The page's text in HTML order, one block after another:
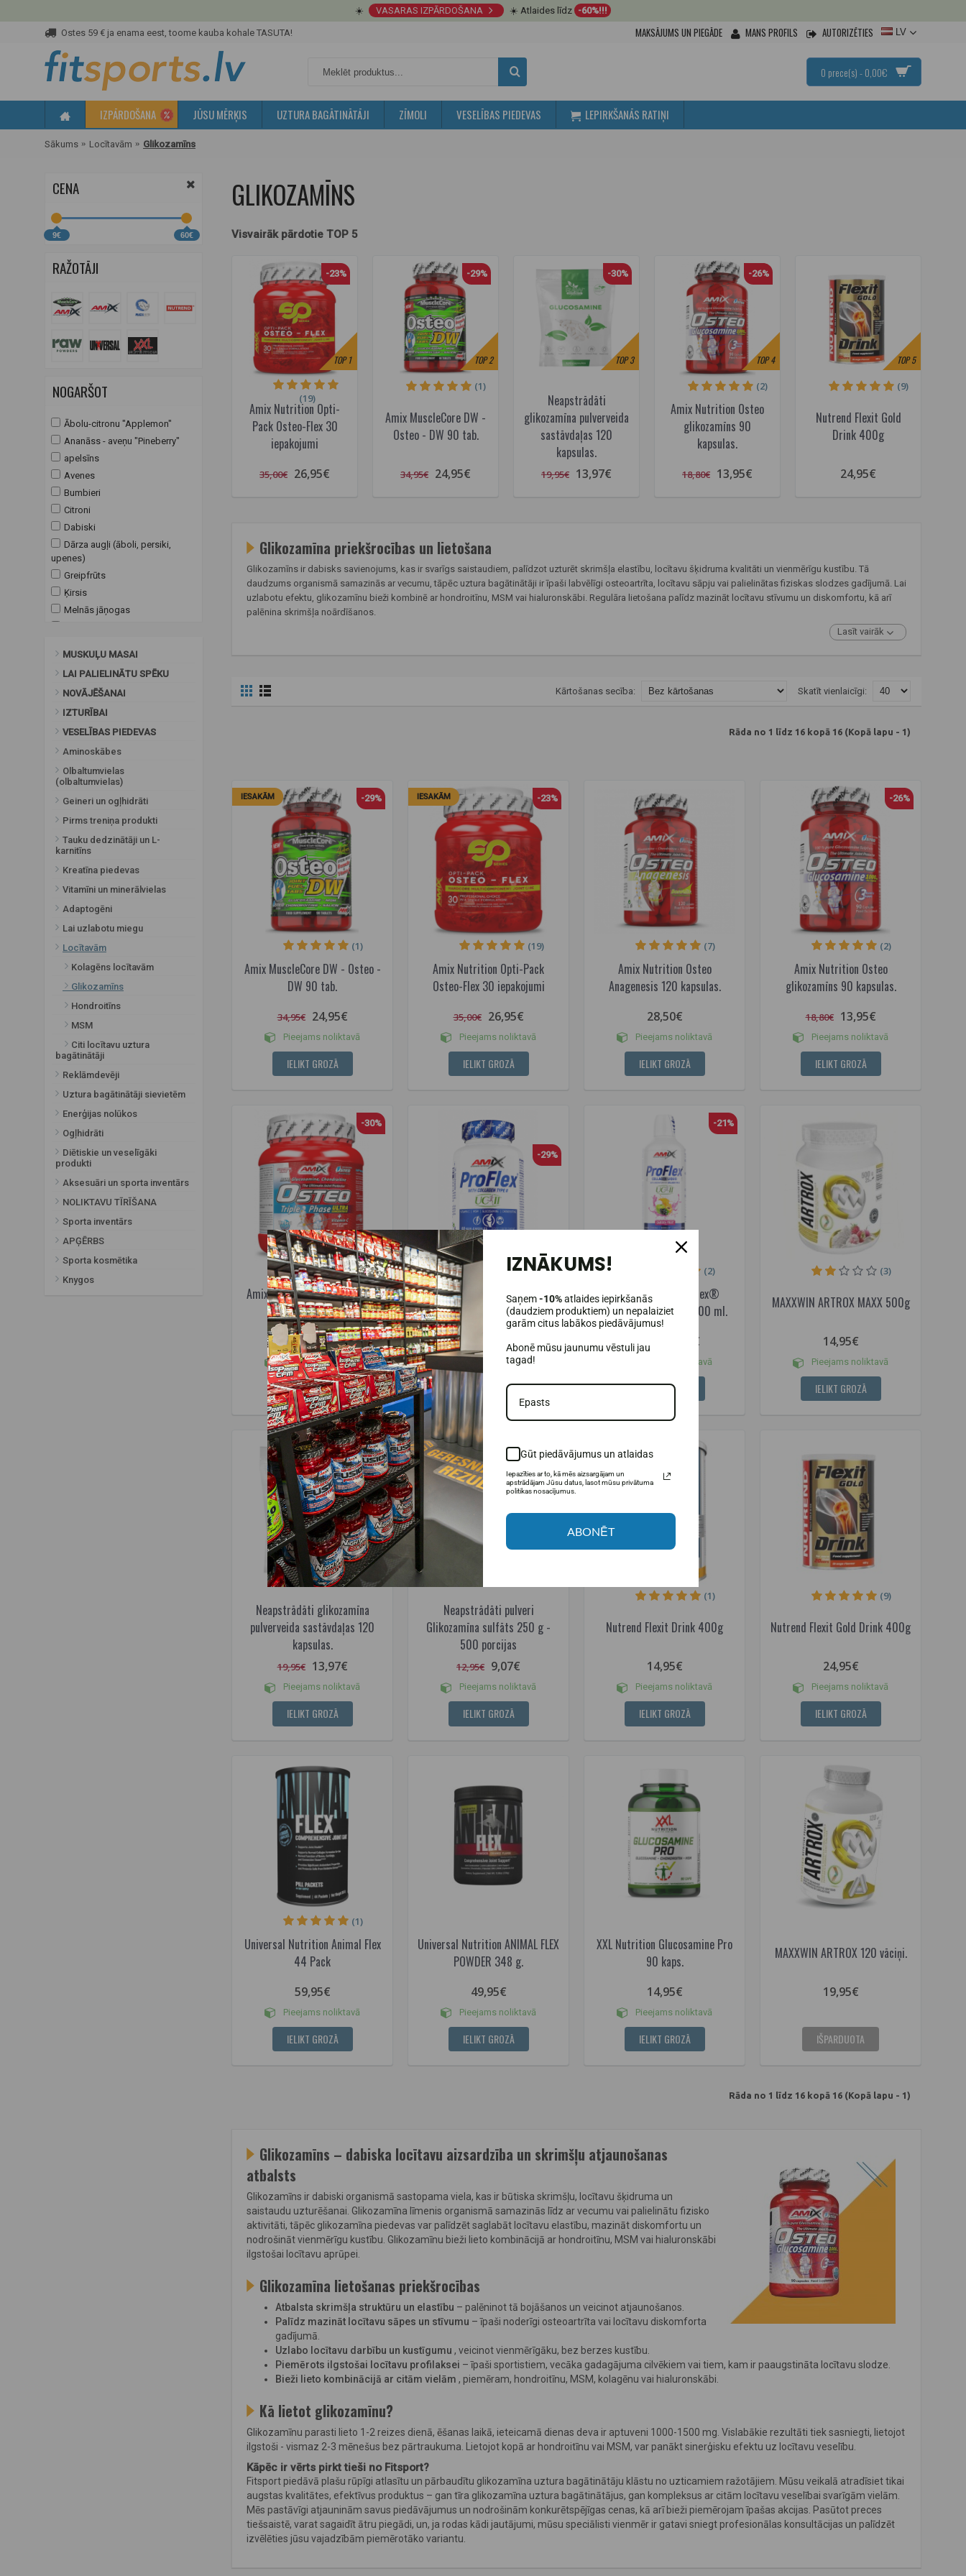
☀️ VASARAS IZPĀRDOŠANA ☀️ Atlaides līdz -60%!!!
Ostes 59 € ja enama eest, toome kauba kohale TASUTA! MAKSĀJUMS UN PIEGĀDE MANS PROFILS AUTORIZĒTIES LV
0 prece(s) - 0,00€
IZPĀRDOŠANA JŪSU MĒRĶIS UZTURA BAGĀTINĀTĀJI ZĪMOLI VESELĪBAS PIEDEVAS LEPIRKŠANĀS RATIŅI
Sākums Locītavām Glikozamīns
CENA
9€ 60€
RAŽOTĀJI
NOGARŠOT
Ābolu-citronu "Applemon"
Ananāss - aveņu "Pineberry"
apelsīns
Avenes
Bumbieri
Citroni
Dabiski
Dārza augļi (āboli, persiki,
upenes)
Greipfrūts
Ķirsis
Melnās jāņogas
Zemenes
Zila avene
MUSKUĻU MASAI
LAI PALIELINĀTU SPĒKU
NOVĀJĒŠANAI
IZTURĪBAI
VESELĪBAS PIEDEVAS
Aminoskābes
Olbaltumvielas
(olbaltumvielas)
Geineri un ogļhidrāti
Pirms treniņa produkti
Tauku dedzinātāji un L-
karnitīns
Kreatīna piedevas
Vitamīni un minerālvielas
Adaptogēni
Lai uzlabotu miegu
Locītavām
Kolagēns locītavām
Glikozamīns
Hondroitīns
MSM
Citi locītavu uztura
bagātinātāji
Reklāmdevēji
Uztura bagātinātāji sievietēm
Enerģijas nolūkos
Ogļhidrāti
Diētiskie un veselīgāki
produkti
Aksesuāri un sporta inventārs
NOLIKTAVU TĪRĪŠANA
Sporta inventārs
APĢĒRBS
Sporta kosmētika
Knygos
GLIKOZAMĪNS
Visvairāk pārdotie TOP 5
TOP1
-23%
Amix Nutrition Opti-
Pack Osteo-Flex 30
iepakojumi
(19)
35,00€ 26,95€
TOP2
-29%
Amix MuscleCore DW -
Osteo - DW 90 tab.
(1)
34,95€ 24,95€
TOP3
-30%
Neapstrādāti
glikozamīna pulverveida
sastāvdaļas 120
kapsulas.
19,95€ 13,97€
TOP4
-26%
Amix Nutrition Osteo
glikozamīns 90
kapsulas.
(2)
18,80€ 13,95€
TOP5
Nutrend Flexit Gold
Drink 400g
(9)
24,95€
Glikozamīna priekšrocības un lietošana
Glikozamīns ir dabisks savienojums, kas ir svarīgs saistaudiem, palīdzot uzturēt skrimšļa elastību, locītavu šķidruma kvalitāti un vienmērīgu kustību. Tā
daudzums organismā samazinās ar vecumu, tāpēc uztura bagātinātāji ir īpaši labvēlīgi osteoartrīta, locītavu sāpju vai palielinātas fiziskas slodzes gadījumā. Lai
uzlabotu efektu, glikozamīnu bieži kombinē ar hondroitīnu, MSM vai hialuronskābi. Regulāra lietošana palīdz mazināt locītavu stīvumu un diskomfortu, kā arī
palēnina skrimšļa noārdīšanos.
Lasīt vairāk
Skatīt vienlaicīgi:
Kārtošanas secība:
Rāda no 1 līdz 16 kopā 16 (Kopā lapu - 1)
IESAKĀM -29%
Amix MuscleCore DW - Osteo -
DW 90 tab.
(1)
34,95€ 24,95€
Pieejams noliktavā
IELIKT GROZĀ
IESAKĀM -23%
Amix Nutrition Opti-Pack
Osteo-Flex 30 iepakojumi
(19)
35,00€ 26,95€
Pieejams noliktavā
IELIKT GROZĀ
Amix Nutrition Osteo
Anagenesis 120 kapsulas.
(7)
28,50€
Pieejams noliktavā
IELIKT GROZĀ
-26%
Amix Nutrition Osteo
glikozamīns 90 kapsulas.
(2)
18,80€ 13,95€
Pieejams noliktavā
IELIKT GROZĀ
-30%
Amix Nutrition Osteo trīsfāžu
koncentrāts 700 g.
(5)
49,95€ 34,95€
Pieejams noliktavā
IELIKT GROZĀ
-29%
Amix Nutrition ProFlex®
Collagen UC-II® 60 kapsulas.
34,95€ 24,95€
Pieejams noliktavā
IELIKT GROZĀ
-21%
Amix Nutrition ProFlex®
kolagēna šķidrums 1000 ml.
(2)
37,95€ 29,95€
Pieejams noliktavā
IELIKT GROZĀ
MAXXWIN ARTROX MAXX 500g
(3)
14,95€
Pieejams noliktavā
IELIKT GROZĀ
-30%
Neapstrādāti glikozamīna
pulverveida sastāvdaļas 120
kapsulas.
19,95€ 13,97€
Pieejams noliktavā
IELIKT GROZĀ
IESAKĀM -30%
Neapstrādāti pulveri
Glikozamīna sulfāts 250 g -
500 porcijas
12,95€ 9,07€
Pieejams noliktavā
IELIKT GROZĀ
Nutrend Flexit Drink 400g
(1)
14,95€
Pieejams noliktavā
IELIKT GROZĀ
Nutrend Flexit Gold Drink 400g
(9)
24,95€
Pieejams noliktavā
IELIKT GROZĀ
Universal Nutrition Animal Flex
44 Pack
(1)
59,95€
Pieejams noliktavā
IELIKT GROZĀ
Universal Nutrition ANIMAL FLEX
POWDER 348 g.
49,95€
Pieejams noliktavā
IELIKT GROZĀ
XXL Nutrition Glucosamine Pro
90 kaps.
14,95€
Pieejams noliktavā
IELIKT GROZĀ
MAXXWIN ARTROX 120 vāciņi.
19,95€
IŠPARDUOTA
Rāda no 1 līdz 16 kopā 16 (Kopā lapu - 1)
Glikozamīns – dabiska locītavu aizsardzība un skrimšļu atjaunošanas
atbalsts
Glikozamīns ir dabiski organismā sastopama viela, kas ir būtiska skrimšļu, locītavu šķidruma un
saistaudu uzturēšanai. Glikozamīna līmenis organismā samazinās līdz ar vecumu vai palielinātu fizisko
aktivitāti, tāpēc glikozamīna piedevas var palīdzēt saglabāt locītavu elastību, mazināt diskomfortu un
nodrošināt vienmērīgu kustību. Glikozamīnu bieži lieto kombinācijā ar hondroitīnu, MSM vai hialuronskābi
ilgstošai locītavu aprūpei.
Glikozamīna lietošanas priekšrocības
Atbalsta skrimšļa struktūru un elastību – palēninot tā bojāšanos un veicinot atjaunošanos.
Palīdz mazināt locītavu sāpes un stīvumu – īpaši noderīgi osteoartrīta vai locītavu diskomforta
gadījumā.
Uzlabo locītavu darbību un kustīgumu , veicinot vienmērīgāku, bez berzes kustību.
Piemērots ilgstošai locītavu profilaksei – īpaši sportistiem, vecāka gadagājuma cilvēkiem vai tiem, kam ir paaugstināta locītavu slodze.
Bieži lieto kombinācijā ar citām vielām , piemēram, hondroitīnu, MSM, kolagēnu vai hialuronskābi.
Kā lietot glikozamīnu?
Glikozamīnu parasti lieto 1-2 reizes dienā, ēšanas laikā, ieteicamā dienas deva ir aptuveni 1000-1500 mg. Vislabākie rezultāti tiek sasniegti, lietojot
ilgstoši - vismaz 2-3 mēnešus bez pārtraukuma. Lietojot kopā ar hondroitīnu vai MSM, var panākt sinerģisku efektu uz locītavu veselību.
Kāpēc ir vērts pirkt tieši no Fitsport?
Fitsport piedāvā plašu rūpīgi atlasītu un pārbaudītu glikozamīna uztura bagātinātāju klāstu no uzticamiem ražotājiem. Mūsu veikalā atradīsiet tikai
augstas kvalitātes, efektīvus produktus – gan tīra glikozamīna uztura bagātinātājus, gan kompleksus ar citām locītavu veselībai svarīgām vielām.
Mēs pastāvīgi atjauninām savus piedāvājumus un nodrošinām konkurētspējīgas cenas, kā arī bieži piemērojam īpašas akcijas. Pasūtot preces
tiešsaistē, varat sagaidīt ātru piegādi, un, ja rodas kādi jautājumi, mūsu speciālisti vienmēr ir gatavi sniegt profesionālas konsultācijas un palīdzēt
izvēlēties jūsu vajadzībām piemērotāko variantu.
IZNĀKUMS!
Saņem-10%atlaides iepirkšanās
(daudziem produktiem) un nepalaiziet
garām citus labākos piedāvājumus!
Abonē mūsu jaunumu vēstuli jau
tagad!
Gūt piedāvājumus un atlaidas
Iepazīties ar to, kā mēs aizsargājam un
apstrādājam Jūsu datus, lasot mūsu privātuma
politikas nosacījumus.
ABONĒT